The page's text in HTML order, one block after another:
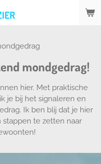
mondgedrag!
hier. Met praktische
je bij het signaleren en
Ik ben blij dat je hier
te zetten naar